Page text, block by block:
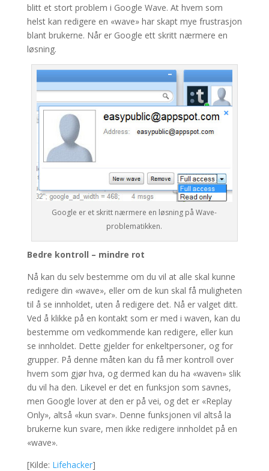
blitt et stort problem i Google Wave. At hvem som
helst kan redigere en «wave» har skapt mye frustrasjon
blant brukerne. Når er Google ett skritt nærmere en
løsning.
Google er et skritt nærmere en løsning på Wave-
problematikken.
Bedre kontroll – mindre rot
Nå kan du selv bestemme om du vil at alle skal kunne
redigere din «wave», eller om de kun skal få muligheten
til å se innholdet, uten å redigere det. Nå er valget ditt.
Ved å klikke på en kontakt som er med i waven, kan du
bestemme om vedkommende kan redigere, eller kun
se innholdet. Dette gjelder for enkeltpersoner, og for
grupper. På denne måten kan du få mer kontroll over
hvem som gjør hva, og dermed kan du ha «waven» slik
du vil ha den. Likevel er det en funksjon som savnes,
men Google lover at den er på vei, og det er «Replay
Only», altså «kun svar». Denne funksjonen vil altså la
brukerne kun svare, men ikke redigere innholdet på en
«wave».
[Kilde: Lifehacker]